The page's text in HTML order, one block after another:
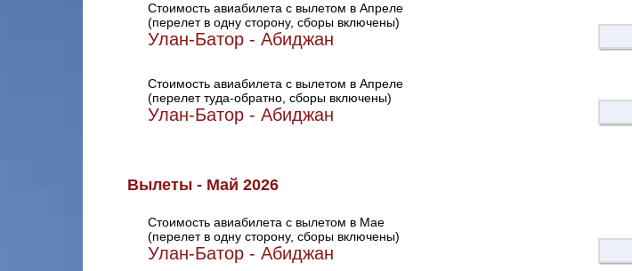
Стоимость авиабилета с вылетом в Апреле
(перелет в одну сторону, сборы включены)
Улан-Батор - Абиджан
Стоимость авиабилета с вылетом в Апреле
(перелет туда-обратно, сборы включены)
Улан-Батор - Абиджан
Вылеты - Май 2026
Стоимость авиабилета с вылетом в Мае
(перелет в одну сторону, сборы включены)
Улан-Батор - Абиджан